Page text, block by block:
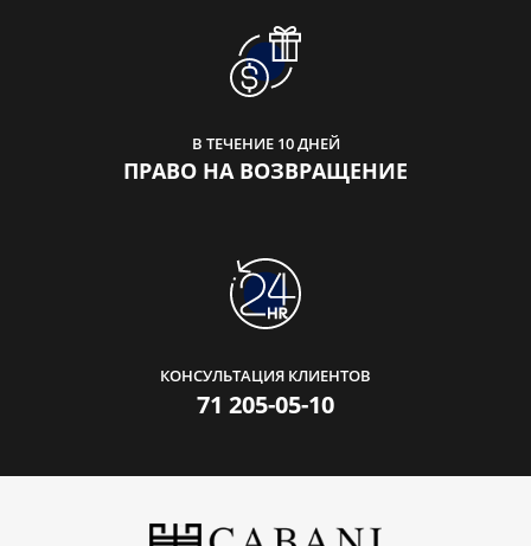
В ТЕЧЕНИЕ 10 ДНЕЙ
ПРАВО НА ВОЗВРАЩЕНИЕ
КОНСУЛЬТАЦИЯ КЛИЕНТОВ
71 205-05-10